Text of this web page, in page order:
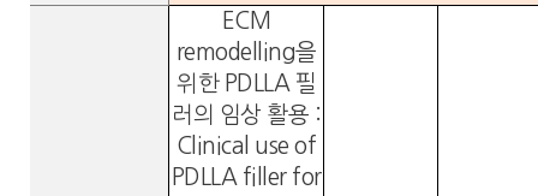
ECM
remodelling을
위한 PDLLA 필
러의 임상 활용 :
Clinical use of
PDLLA filler for